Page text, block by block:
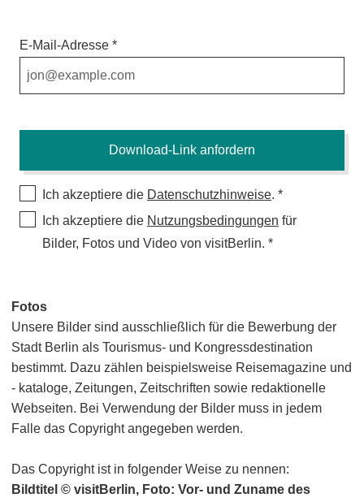
E-Mail-Adresse
Ich akzeptiere die Datenschutzhinweise.
Ich akzeptiere die Nutzungsbedingungen für
Bilder, Fotos und Video von visitBerlin.
Fotos
Unsere Bilder sind ausschließlich für die Bewerbung der
Stadt Berlin als Tourismus- und Kongressdestination
bestimmt. Dazu zählen beispielsweise Reisemagazine und
- kataloge, Zeitungen, Zeitschriften sowie redaktionelle
Webseiten. Bei Verwendung der Bilder muss in jedem
Falle das Copyright angegeben werden.
Das Copyright ist in folgender Weise zu nennen:
Bildtitel © visitBerlin, Foto: Vor- und Zuname des